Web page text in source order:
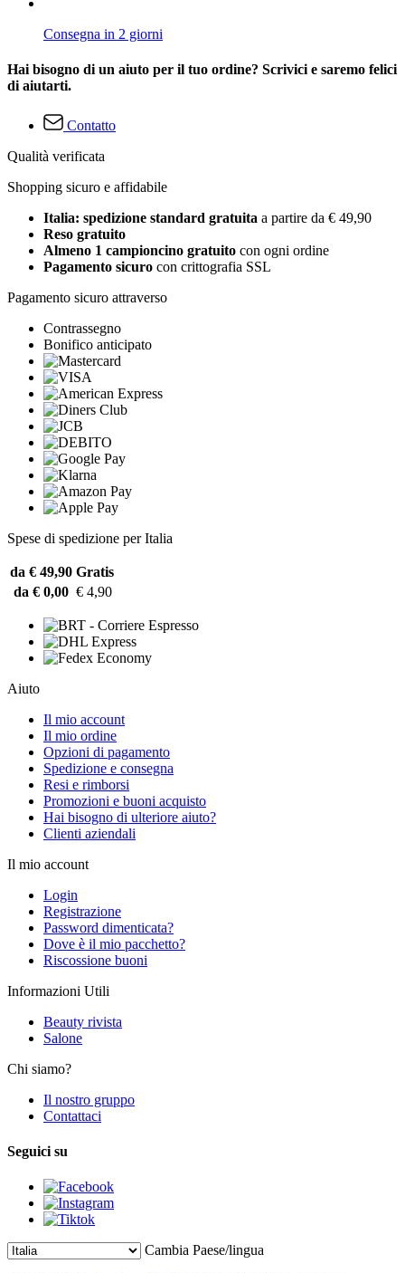
Consegna in 2 giorni
Hai bisogno di un aiuto per il tuo ordine? Scrivici e saremo felici
di aiutarti.
Contatto
Qualità verificata
Shopping sicuro e affidabile
Italia: spedizione standard gratuita a partire da € 49,90
Reso gratuito
Almeno 1 campioncino gratuito con ogni ordine
Pagamento sicuro con crittografia SSL
Pagamento sicuro attraverso
Contrassegno
Bonifico anticipato
Spese di spedizione per Italia
da € 49,90 Gratis
da € 0,00 € 4,90
Aiuto
Il mio account
Il mio ordine
Opzioni di pagamento
Spedizione e consegna
Resi e rimborsi
Promozioni e buoni acquisto
Hai bisogno di ulteriore aiuto?
Clienti aziendali
Il mio account
Login
Registrazione
Password dimenticata?
Dove è il mio pacchetto?
Riscossione buoni
Informazioni Utili
Beauty rivista
Salone
Chi siamo?
Il nostro gruppo
Contattaci
Seguici su
Cambia Paese/lingua